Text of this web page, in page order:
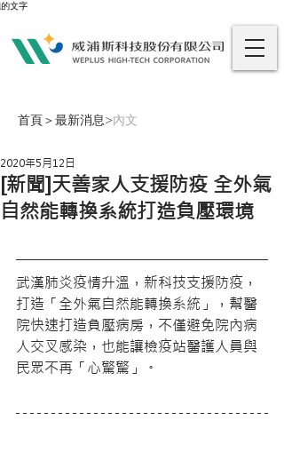
字
首頁＞最新消息>內文
[新聞]天善家人支援防疫 全外氣
自然能轉換系統打造負壓環境
2020年5月12日
武漢肺炎疫情升溫，新科技支援防疫，
打造「全外氣自然能轉換系統」，幫醫
院快速打造負壓病房，不僅避免院內病
人交叉感染，也能讓檢疫站醫護人員與
民眾不再「心驚驚」。